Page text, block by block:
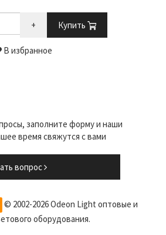
+ Купить
В избранное
заполните форму и наши
время свяжутся с вами
вопрос
© 2002-2026 Odeon Light оптовые и
оборудования.